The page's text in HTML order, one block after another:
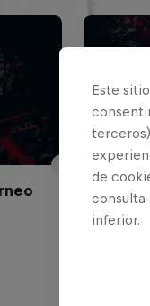
Red
Este
de
consulta
inferior.